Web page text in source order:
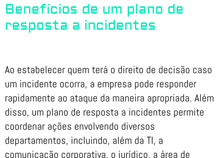
Benefícios de um plano de
resposta a incidentes
Ao estabelecer quem terá o direito de decisão caso
um incidente ocorra, a empresa pode responder
rapidamente ao ataque da maneira apropriada. Além
disso, um plano de resposta a incidentes permite
coordenar ações envolvendo diversos
departamentos, incluindo, além da TI, a
comunicação corporativa, o jurídico, a área de